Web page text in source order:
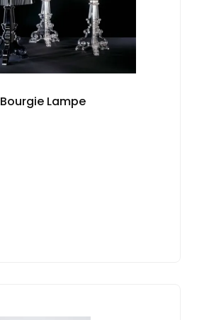
Bourgie Lampe